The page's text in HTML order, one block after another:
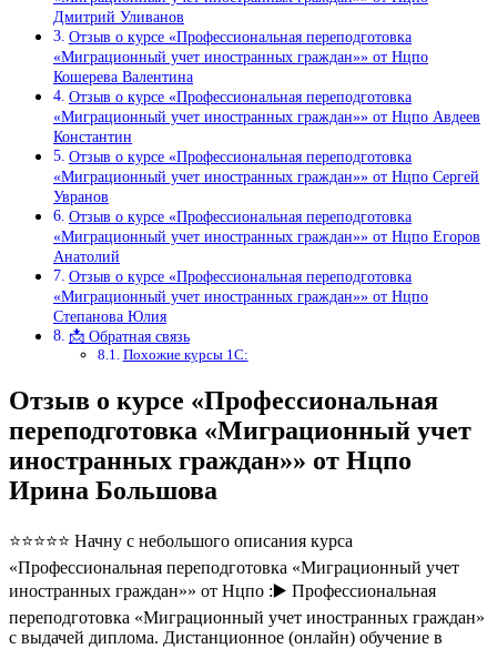
Дмитрий Уливанов
Отзыв о курсе «Профессиональная переподготовка
«Миграционный учет иностранных граждан»» от Нцпо
Кошерева Валентина
Отзыв о курсе «Профессиональная переподготовка
«Миграционный учет иностранных граждан»» от Нцпо Авдеев
Константин
Отзыв о курсе «Профессиональная переподготовка
«Миграционный учет иностранных граждан»» от Нцпо Сергей
Увранов
Отзыв о курсе «Профессиональная переподготовка
«Миграционный учет иностранных граждан»» от Нцпо Егоров
Анатолий
Отзыв о курсе «Профессиональная переподготовка
«Миграционный учет иностранных граждан»» от Нцпо
Степанова Юлия
📩 Обратная связь
Похожие курсы 1С:
Отзыв о курсе «Профессиональная
переподготовка «Миграционный учет
иностранных граждан»» от Нцпо
Ирина Большова
⭐⭐⭐⭐⭐ Начну с небольшого описания курса
«Профессиональная переподготовка «Миграционный учет
иностранных граждан»» от Нцпо :▶️ Профессиональная
переподготовка «Миграционный учет иностранных граждан»
с выдачей диплома. Дистанционное (онлайн) обучение в